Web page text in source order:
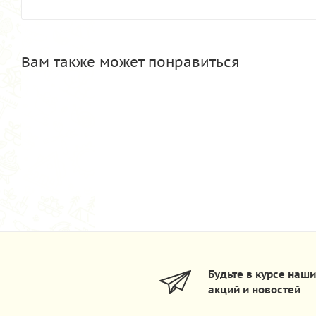
Вам также может понравиться
Будьте в курсе
акций и новостей